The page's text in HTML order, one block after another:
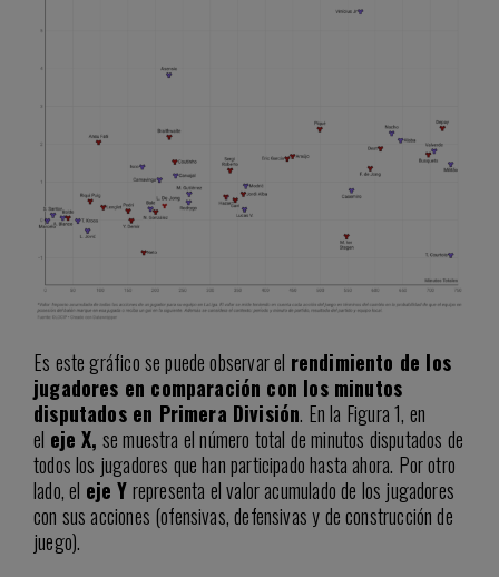
Es este gráfico se puede observar el rendimiento de los
jugadores en comparación con los minutos
disputados en Primera División. En la Figura 1, en
el eje X, se muestra el número total de minutos disputados de
todos los jugadores que han participado hasta ahora. Por otro
lado, el eje Yrepresenta el valor acumulado de los jugadores
con sus acciones (ofensivas, defensivas y de construcción de
juego).